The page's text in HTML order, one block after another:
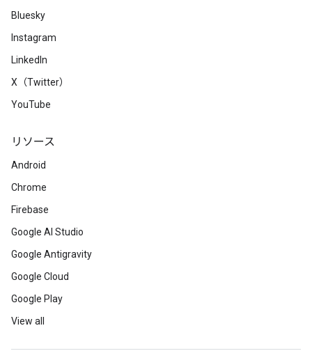
Bluesky
Instagram
LinkedIn
X（Twitter）
YouTube
リソース
Android
Chrome
Firebase
Google AI Studio
Google Antigravity
Google Cloud
Google Play
View all